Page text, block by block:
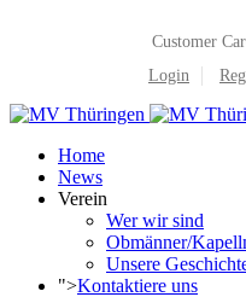
Customer
Login
Home
News
Verein
Wer wir sind
Obmänner/
Unsere
">Kontaktiere uns